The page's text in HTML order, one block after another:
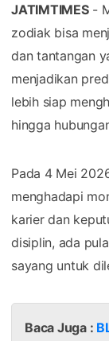
JATIMTIMES-
zodiak bisa
dan tantangan
menjadikan
lebih siap
hingga
Pada 4 Mei
menghadapi
karier dan
disiplin, ada
sayang untuk
Baca Juga :